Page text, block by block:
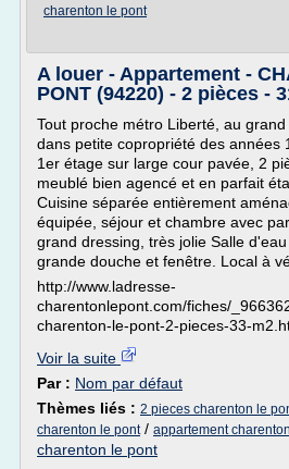
charenton le pont
A louer - Appartement -
PONT (94220) - 2 pièces -
Tout proche métro Liberté, au grand
dans petite copropriété des années
1er étage sur large cour pavée, 2
meublé bien agencé et en parfait
Cuisine séparée entièrement
équipée, séjour et chambre avec
grand dressing, très jolie Salle
grande douche et fenêtre. Local à
http://www.ladresse-
charentonlepont.com/fiches/
charenton-le-pont-2-pieces-33-
Voir la suite
Par : Nom par défaut
Thèmes liés : 2 pieces charenton le
charenton le pont/ appartement
charenton le pont